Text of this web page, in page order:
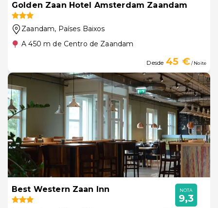
Golden Zaan Hotel Amsterdam Zaandam
Zaandam, Países Baixos
A 450 m de Centro de Zaandam
Desde 45 €/ Noite
Best Western Zaan Inn NOTA
9,3